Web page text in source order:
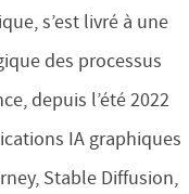
s’est livré à une
des processus
depuis l’été 2022
IA graphiques
Stable Diffusion,